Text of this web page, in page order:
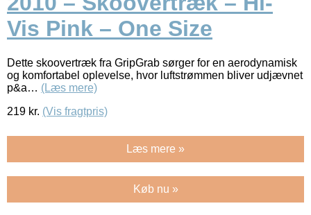
Vis Pink – One Size
Dette skoovertræk fra GripGrab sørger for en aerodynamisk
og komfortabel oplevelse, hvor luftstrømmen bliver udjævnet
p&a… (Læs mere)
219 kr. (Vis fragtpris)
Læs mere »
Køb nu »